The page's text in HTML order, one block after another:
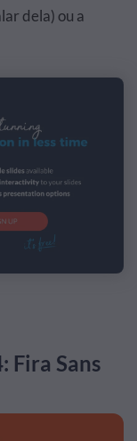
dela) ou a
Fira Sans